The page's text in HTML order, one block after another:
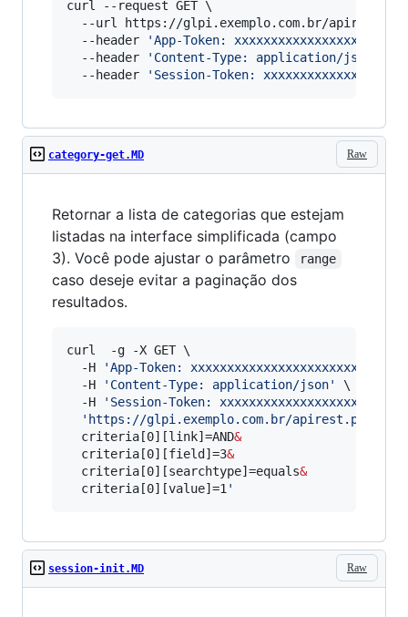
curl --request GET \
--url https://glpi.exemplo.com.br/
  --header
'App-Token:
  --header
' Content-Type: application/json
  --header
' Session-Token:
Raw
category-get.MD
Retornar a lista de categorias que estejam
listadas na interface simplificada (campo
3). Você pode ajustar o parâmetro
range
caso deseje evitar a paginação dos
resultados.
curl  -g -X GET \
  -H
'App-Token:
  -H
' Content-Type: application/json'
\
  -H
' Session-Token:
' https://glpi.exemplo.com.br/apirest.php/
  criteria[0][link]=AND
&
  criteria[0][field]=3
&
  criteria[0][searchtype]=equals
&
  criteria[0][value]=1
'
Raw
session-init.MD